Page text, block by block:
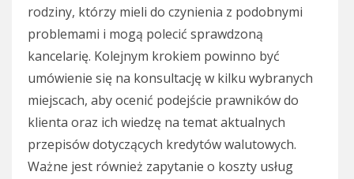
rodziny, którzy mieli do czynienia z podobnymi
problemami i mogą polecić sprawdzoną
kancelarię. Kolejnym krokiem powinno być
umówienie się na konsultację w kilku wybranych
miejscach, aby ocenić podejście prawników do
klienta oraz ich wiedzę na temat aktualnych
przepisów dotyczących kredytów walutowych.
Ważne jest również zapytanie o koszty usług